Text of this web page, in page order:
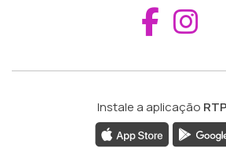
Instale a aplicação